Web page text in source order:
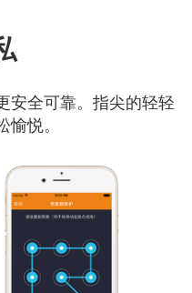
安全可靠。指尖的轻轻
悦。